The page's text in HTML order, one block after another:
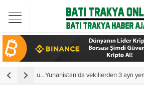
Yunanistan’da vekillerden 3 ayrı yemin